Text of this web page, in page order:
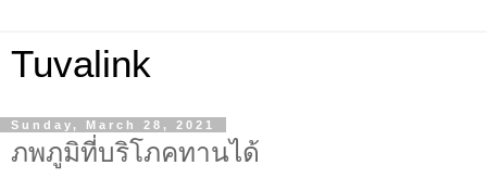
Tuvalink
Sunday, March 28, 2021
ภพภูมิที่บริโภคทานได้